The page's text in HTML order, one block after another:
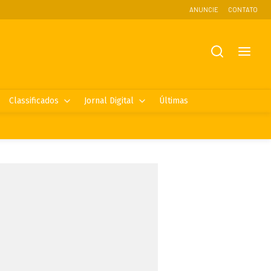
ANUNCIE CONTATO
Classificados Jornal Digital Últimas